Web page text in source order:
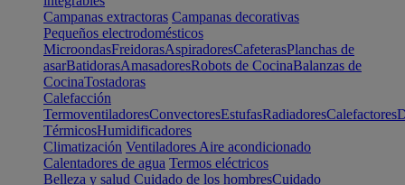
Campanas extractoras Campanas decorativas
Pequeños electrodomésticos
MicroondasFreidorasAspiradoresCafeterasPlanchas de
asarBatidorasAmasadoresRobots de CocinaBalanzas de
CocinaTostadoras
Calefacción
TermoventiladoresConvectoresEstufasRadiadoresCalefactores
TérmicosHumidificadores
Climatización Ventiladores Aire acondicionado
Calentadores de agua Termos eléctricos
Belleza y salud Cuidado de los hombresCuidado